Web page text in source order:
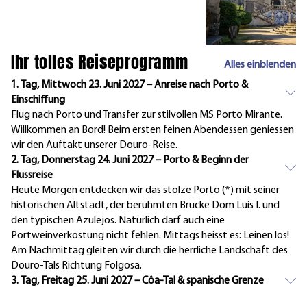
Ihr tolles Reiseprogramm
Alles einblenden
1. Tag, Mittwoch 23. Juni 2027 – Anreise nach Porto &
Einschiffung
Flug nach Porto und Transfer zur stilvollen MS Porto Mirante.
Willkommen an Bord! Beim ersten feinen Abendessen geniessen
wir den Auftakt unserer Douro-Reise.
2. Tag, Donnerstag 24. Juni 2027 – Porto & Beginn der
Flussreise
Heute Morgen entdecken wir das stolze Porto (*) mit seiner
historischen Altstadt, der berühmten Brücke Dom Luís I. und
den typischen Azulejos. Natürlich darf auch eine
Portweinverkostung nicht fehlen. Mittags heisst es: Leinen los!
Am Nachmittag gleiten wir durch die herrliche Landschaft des
Douro-Tals Richtung Folgosa.
3. Tag, Freitag 25. Juni 2027 – Côa-Tal & spanische Grenze